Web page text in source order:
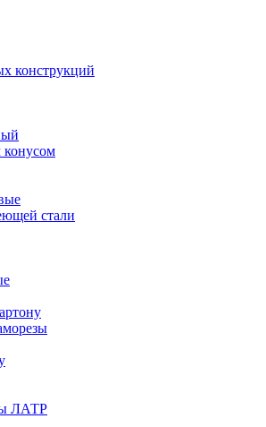
конструкций
конусом
стали
ЛАТР